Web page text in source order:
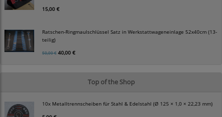
15,00 €
Ratschen-Ringmaulschlüssel Satz in Werkstattwageneinlage 52x40cm (13-
teilig)
50,00 € 40,00 €
Top of the Shop
10x Metalltrennscheiben für Stahl & Edelstahl (Ø 125 × 1,0 × 22,23 mm)